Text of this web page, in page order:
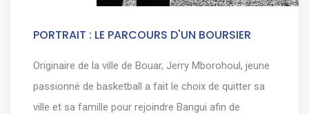
PORTRAIT : LE PARCOURS D'UN BOURSIER
Originaire de la ville de Bouar, Jerry Mborohoul, jeune
passionné de basketball a fait le choix de quitter sa
ville et sa famille pour rejoindre Bangui afin de